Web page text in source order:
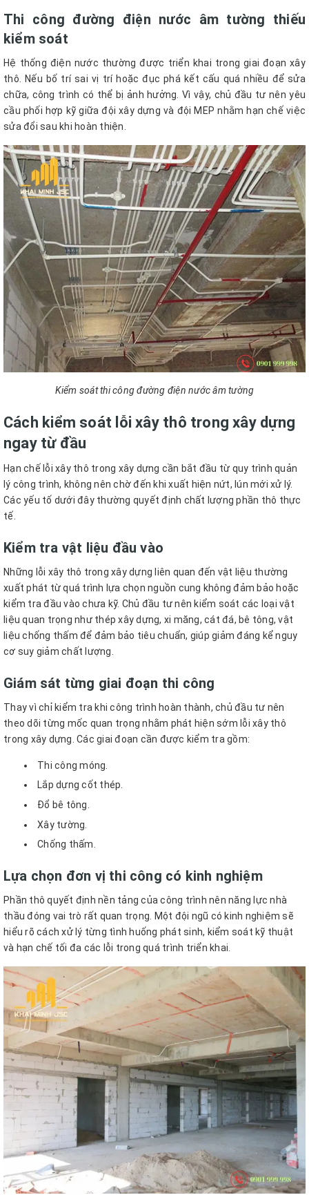
Thi công đường điện nước âm tường thiếu
kiểm soát
Hệ thống điện nước thường được triển khai trong giai đoạn xây
thô. Nếu bố trí sai vị trí hoặc đục phá kết cấu quá nhiều để sửa
chữa, công trình có thể bị ảnh hưởng. Vì vậy, chủ đầu tư nên yêu
cầu phối hợp kỹ giữa đội xây dựng và đội MEP nhằm hạn chế việc
sửa đổi sau khi hoàn thiện.
Kiểm soát thi công đường điện nước âm tường
Cách kiểm soát lỗi xây thô trong xây dựng
ngay từ đầu
Hạn chế lỗi xây thô trong xây dựng cần bắt đầu từ quy trình quản
lý công trình, không nên chờ đến khi xuất hiện nứt, lún mới xử lý.
Các yếu tố dưới đây thường quyết định chất lượng phần thô thực
tế.
Kiểm tra vật liệu đầu vào
Những lỗi xây thô trong xây dựng liên quan đến vật liệu thường
xuất phát từ quá trình lựa chọn nguồn cung không đảm bảo hoặc
kiểm tra đầu vào chưa kỹ. Chủ đầu tư nên kiểm soát các loại vật
liệu quan trọng như thép xây dựng, xi măng, cát đá, bê tông, vật
liệu chống thấm để đảm bảo tiêu chuẩn, giúp giảm đáng kể nguy
cơ suy giảm chất lượng.
Giám sát từng giai đoạn thi công
Thay vì chỉ kiểm tra khi công trình hoàn thành, chủ đầu tư nên
theo dõi từng mốc quan trọng nhằm phát hiện sớm lỗi xây thô
trong xây dựng. Các giai đoạn cần được kiểm tra gồm:
Thi công móng.
Lắp dựng cốt thép.
Đổ bê tông.
Xây tường.
Chống thấm.
Lựa chọn đơn vị thi công có kinh nghiệm
Phần thô quyết định nền tảng của công trình nên năng lực nhà
thầu đóng vai trò rất quan trọng. Một đội ngũ có kinh nghiệm sẽ
hiểu rõ cách xử lý từng tình huống phát sinh, kiểm soát kỹ thuật
và hạn chế tối đa các lỗi trong quá trình triển khai.